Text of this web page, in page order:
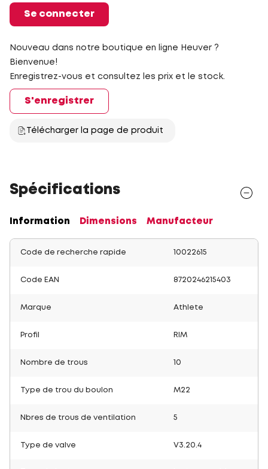
Se connecter
Nouveau dans notre boutique en ligne Heuver ?
Bienvenue!
Enregistrez-vous et consultez les prix et le stock.
S'enregistrer
Télécharger la page de produit
Spécifications
Information Dimensions Manufacteur
Code de recherche rapide 10022615
Code EAN 8720246215403
Marque Athlete
Profil RIM
Nombre de trous 10
Type de trou du boulon M22
Nbres de trous de ventilation 5
Type de valve V3.20.4